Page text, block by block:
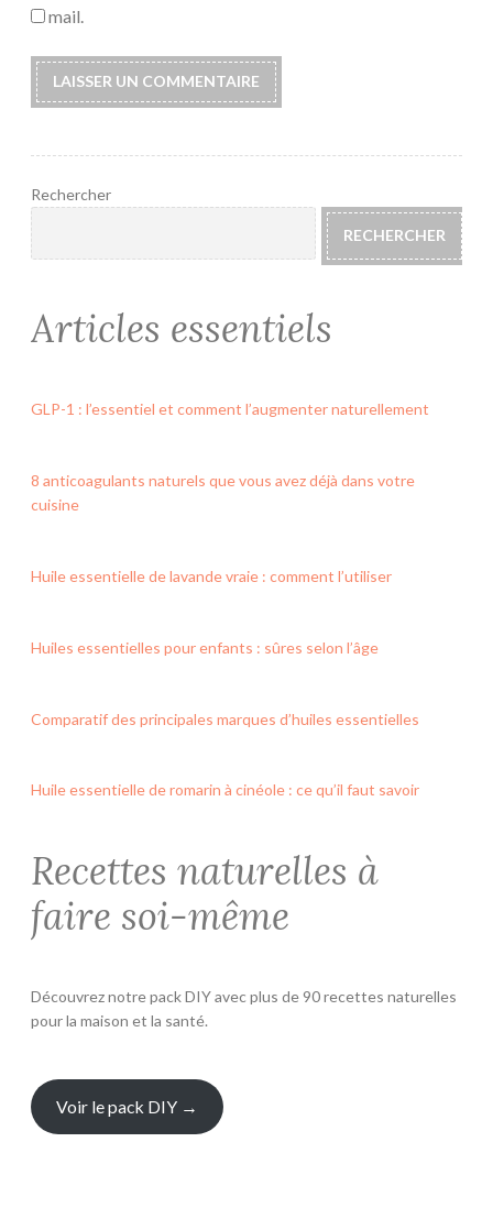
mail.
Rechercher
RECHERCHER
Articles essentiels
GLP-1 : l’essentiel et comment l’augmenter naturellement
8 anticoagulants naturels que vous avez déjà dans votre
cuisine
Huile essentielle de lavande vraie : comment l’utiliser
Huiles essentielles pour enfants : sûres selon l’âge
Comparatif des principales marques d’huiles essentielles
Huile essentielle de romarin à cinéole : ce qu’il faut savoir
Recettes naturelles à
faire soi-même
Découvrez notre pack DIY avec plus de 90 recettes naturelles
pour la maison et la santé.
Voir le pack DIY →